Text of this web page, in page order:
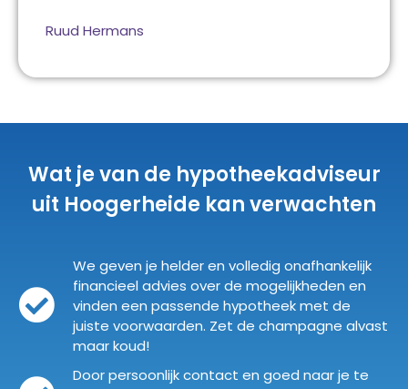
Ruud Hermans
Wat je van de hypotheekadviseur
uit Hoogerheide kan verwachten
We geven je helder en volledig onafhankelijk
financieel advies over de mogelijkheden en
vinden een passende hypotheek met de
juiste voorwaarden. Zet de champagne alvast
maar koud!
Door persoonlijk contact en goed naar je te